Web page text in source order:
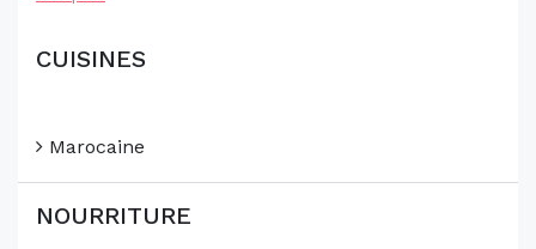
CUISINES
Marocaine
NOURRITURE